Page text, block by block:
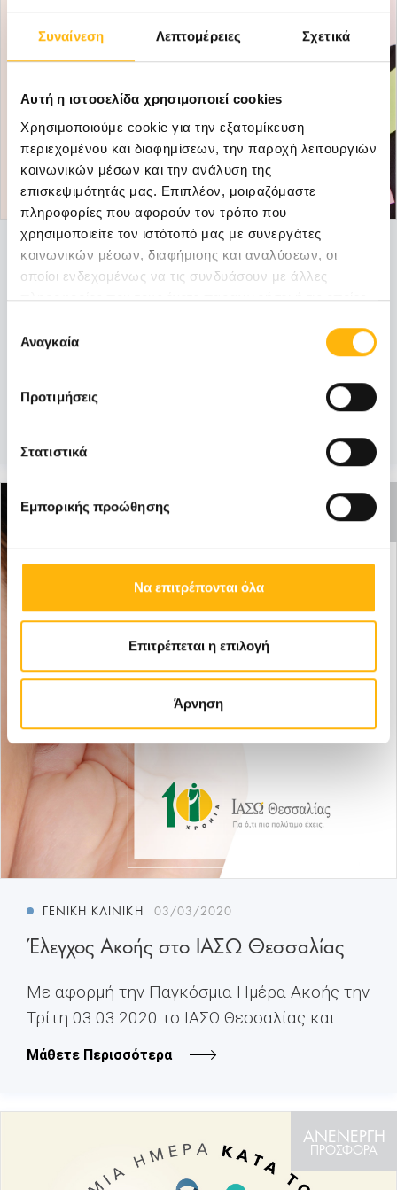
Συναίνεση Λεπτομέρειες Σχετικά
Αυτή η ιστοσελίδα χρησιμοποιεί cookies
Χρησιμοποιούμε cookie για την εξατομίκευση
περιεχομένου και διαφημίσεων, την παροχή λειτουργιών
κοινωνικών μέσων και την ανάλυση της
επισκεψιμότητάς μας. Επιπλέον, μοιραζόμαστε
πληροφορίες που αφορούν τον τρόπο που
χρησιμοποιείτε τον ιστότοπό μας με συνεργάτες
κοινωνικών μέσων, διαφήμισης και αναλύσεων, οι
οποίοι ενδεχομένως να τις συνδυάσουν με άλλες
πληροφορίες που τους έχετε παραχωρήσει ή τις οποίες
των υπηρεσιών τους.
συγκατάθεσης
Αναγκαία
Προτιμήσεις
Στατιστικά
Εμπορικής προώθησης
Να επιτρέπονται όλα
Επιτρέπεται η επιλογή
Άρνηση
ΜΑΙΕΥΤΙΚΉ - ΓΥΝΑΙΚΟΛΟΓΙΚΉ 08/03/2020
Παροχές για τη Γυναίκα σε προνομιακές
Γυναίκας στις 8/3/2020, το ΙΑΣΩ Θεσσαλία...
ΑΝΕΝΕΡΓΗ
ΠΡΟΣΦΟΡΑ
ΓΕΝΙΚΉ ΚΛΙΝΙΚΉ 03/03/2020
Έλεγχος Ακοής στο ΙΑΣΩ Θεσσαλίας
Με αφορμή την Παγκόσμια Ημέρα Ακοής την
Τρίτη 03.03.2020 το ΙΑΣΩ Θεσσαλίας και...
Μάθετε Περισσότερα
ΑΝΕΝΕΡΓΗ
ΠΡΟΣΦΟΡΑ